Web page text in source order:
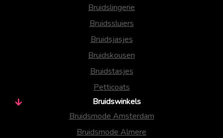
Bruidslingerie
Bruidssluiers
Bruidsjasjes
Bruidskousen
Bruidstasjes
Petticoats
Bruidswinkels
Bruidsmode Amsterdam
Bruidsmode Almere